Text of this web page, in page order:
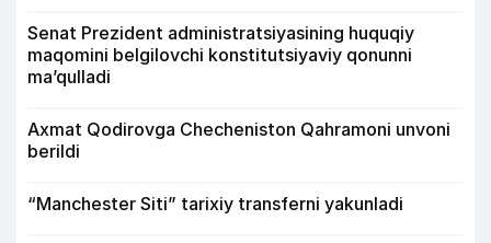
Senat Prezident administratsiyasining huquqiy
maqomini belgilovchi konstitutsiyaviy qonunni
ma’qulladi
Axmat Qodirovga Checheniston Qahramoni unvoni
berildi
“Manchester Siti” tarixiy transferni yakunladi